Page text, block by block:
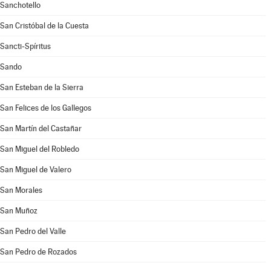
Sanchotello
San Cristóbal de la Cuesta
Sancti-Spíritus
Sando
San Esteban de la Sierra
San Felices de los Gallegos
San Martín del Castañar
San Miguel del Robledo
San Miguel de Valero
San Morales
San Muñoz
San Pedro del Valle
San Pedro de Rozados